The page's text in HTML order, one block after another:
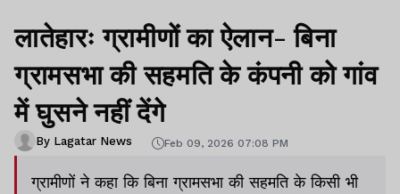
लातेहारः ग्रामीणों का ऐलान- बिना
ग्रामसभा की सहमति के कंपनी को गांव
में घुसने नहीं देंगे
By Lagatar News Feb 09, 2026 07:08 PM
ग्रामीणों ने कहा कि बिना ग्रामसभा की सहमति के किसी भी